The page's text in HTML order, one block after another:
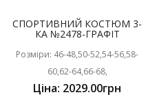
СПОРТИВНИЙ КОСТЮМ 3-
КА №2478-ГРАФІТ
Розміри: 46-48,50-52,54-56,58-
60,62-64,66-68,
Ціна: 2029.00грн